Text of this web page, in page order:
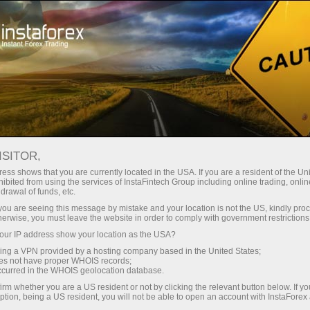
Промоакции
Промопроекты
компании
ИнстаФорекс
Представляем различные промопроекты
ИнстаФорекс, которые могут заинтересовать
клиентов, дать больше информации о
деятельности нашей компании, познакомить
shows that you are currently located in the USA. If you are a resident of the
from using the services of InstaFintech Group including online trading,
of funds, etc.
are seeing this message by mistake and your location is not the US, kindly
you must leave the website in order to comply with government
IP address show your location as the USA?
a VPN provided by a hosting company based in the United States;
not have proper WHOIS records;
in the WHOIS geolocation database.
whether you are a US resident or not by clicking the relevant button below. If
being a US resident, you will not be able to open an account with InstaForex